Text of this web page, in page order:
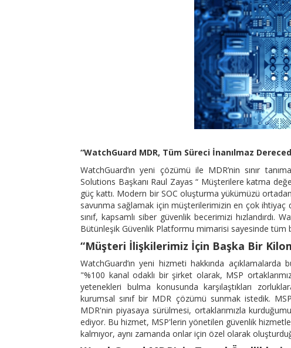
“WatchGuard MDR, Tüm Süreci İnanılmaz
WatchGuard’ın yeni çözümü ile MDR’nin sınır
Solutions Başkanı Raul Zayas “ Müşterilere katma
güç kattı. Modern bir SOC oluşturma yükümüzü
savunma sağlamak için müşterilerimizin en çok
sınıf, kapsamlı siber güvenlik becerimizi hızlandırdı.
Bütünleşik Güvenlik Platformu mimarisi sayesinde tüm
“Müşteri İlişkilerimiz İçin Başka Bir
WatchGuard’ın yeni hizmeti hakkında
"%100 kanal odaklı bir şirket olarak, MSP
yetenekleri bulma konusunda karşılaştıkları
kurumsal sınıf bir MDR çözümü sunmak istedik.
MDR'nin piyasaya sürülmesi, ortaklarımızla
ediyor. Bu hizmet, MSP'lerin yönetilen güvenlik
kalmıyor, aynı zamanda onlar için özel olarak